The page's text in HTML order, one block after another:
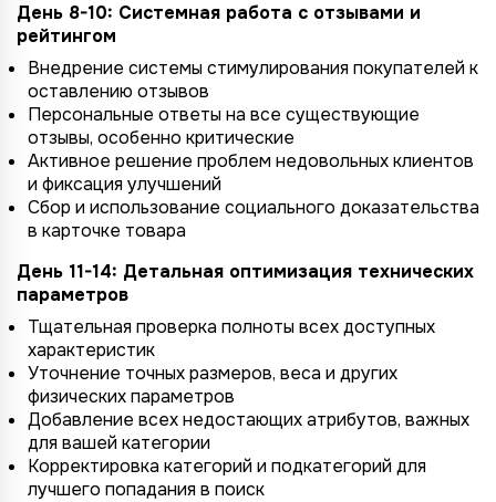
День 8-10: Системная работа с отзывами и
рейтингом
Внедрение системы стимулирования покупателей к
оставлению отзывов
Персональные ответы на все существующие
отзывы, особенно критические
Активное решение проблем недовольных клиентов
и фиксация улучшений
Сбор и использование социального доказательства
в карточке товара
День 11-14: Детальная оптимизация технических
параметров
Тщательная проверка полноты всех доступных
характеристик
Уточнение точных размеров, веса и других
физических параметров
Добавление всех недостающих атрибутов, важных
для вашей категории
Корректировка категорий и подкатегорий для
лучшего попадания в поиск